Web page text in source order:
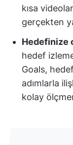
kısa
gerçekten
Hedefinize
hedef
Goals,
adımlarla
kolay